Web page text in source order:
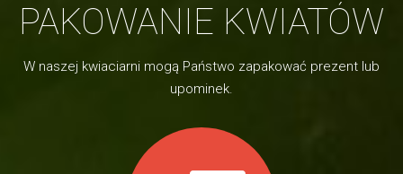
PAKOWANIE KWIATÓW
W naszej kwiaciarni mogą Państwo zapakować prezent lub
upominek.